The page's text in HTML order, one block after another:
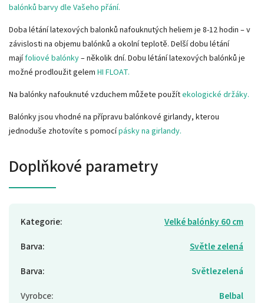
balónků barvy dle Vašeho přání.
Doba létání latexových balonků nafouknutých heliem je 8-12 hodin – v
závislosti na objemu balónků a okolní teplotě. Delší dobu létání
majífoliové balónky– několik dní. Dobu létání latexových balónků je
možné prodloužit gelem HI FLOAT.
Na balónky nafouknuté vzduchem můžete použítekologické držáky.
Balónky jsou vhodné na přípravu balónkové girlandy, kterou
jednoduše zhotovíte s pomocípásky na girlandy.
Doplňkové parametry
Kategorie:
Velké balónky 60 cm
Barva:
Světle zelená
Barva:
Světlezelená
Vyrobce: Belbal